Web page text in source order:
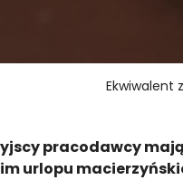
Ekwiwalent
pracodawcy
urlopu